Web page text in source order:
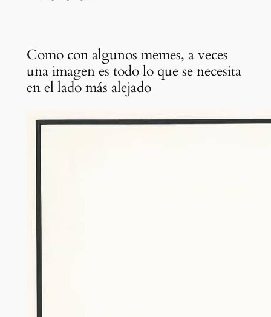
Como con algunos memes, a veces
una imagen es todo lo que se necesita
en el lado más alejado